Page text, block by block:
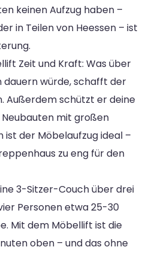
keinen Aufzug haben –
in Teilen von Heessen – ist
Zeit und Kraft: Was über
dauern würde, schafft der
Außerdem schützt er deine
Neubauten mit großen
ist der Möbelaufzug ideal –
zu eng für den
3-Sitzer-Couch über drei
Personen etwa 25-30
Mit dem Möbellift ist die
oben – und das ohne